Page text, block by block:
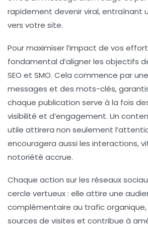
rapidement devenir viral, entraînant
vers votre site.
Pour maximiser l’impact de vos
fondamental d’aligner les objectifs
SEO et SMO. Cela commence par
messages et des mots-clés,
chaque publication serve à la fois
visibilité et d’engagement. Un
utile attirera non seulement
encouragera aussi les interactions,
notoriété accrue.
Chaque action sur les réseaux
cercle vertueux : elle attire une
complémentaire au trafic organique,
sources de visites et contribue à